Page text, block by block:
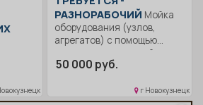
РАЗНОРАБОЧИЙ
оборудования (узлов,
агрегатов) с помощью
специализированной
моечной техники.....
50 000 руб.
г Новокузнецк